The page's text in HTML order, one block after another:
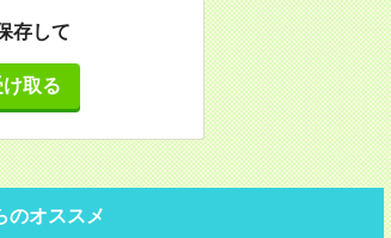
存して
取る
のオススメ